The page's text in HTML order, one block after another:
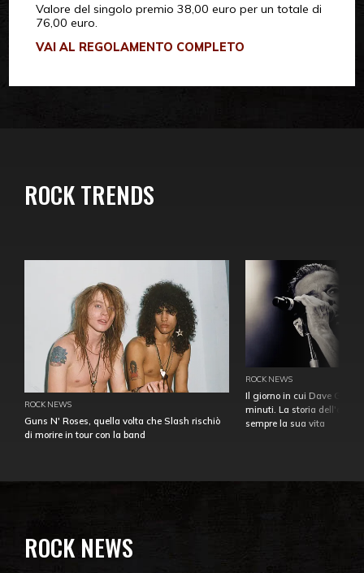
Valore del singolo premio 38,00 euro per un totale di
76,00 euro.
VAI AL REGOLAMENTO COMPLETO
ROCK TRENDS
ROCK NEWS
Guns N' Roses, quella volta che Slash rischiò
di morire in tour con la band
ROCK NEWS
Il giorno in cui Dave
minuti. La storia
sempre la sua vita
ROCK NEWS